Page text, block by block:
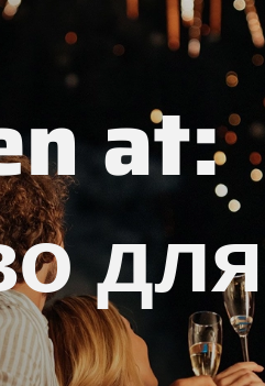
at:
для